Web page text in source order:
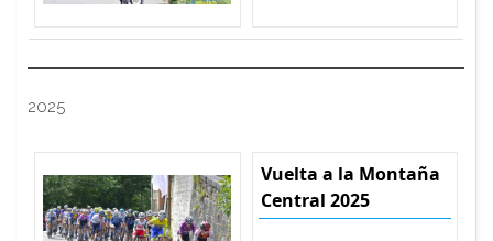
2025
Vuelta a la Montaña
Central 2025